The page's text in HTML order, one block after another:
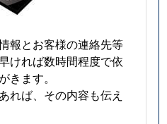
報とお客様の連絡先等
ければ数時間程度で依
きます。
れば、その内容も伝え